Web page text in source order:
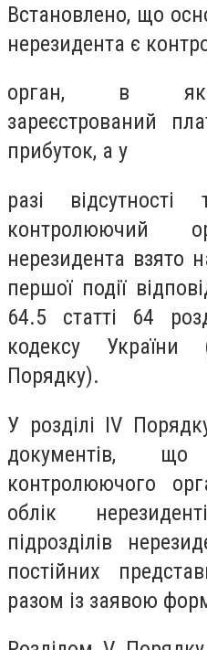
Встановлено, що
нерезидента є
орган, в
зареєстрований
прибуток, а у
разі відсутності
контролюючий
нерезидента взято
першої події
64.5 статті 64
кодексу
Порядку).
У розділі IV
документів,
контролюючого
облік
підрозділів
постійних
разом із заявою